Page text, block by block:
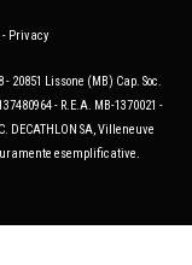
- Privacy
20851 Lissone (MB) Cap. Soc.
- R.E.A. MB-1370021 -
DECATHLON SA, Villeneuve
esemplificative.